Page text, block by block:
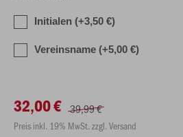
Initialen (+3,50 €)
Vereinsname (+5,00 €)
32,00 € 39,99 €
Preis inkl. 19% MwSt. zzgl. Versand